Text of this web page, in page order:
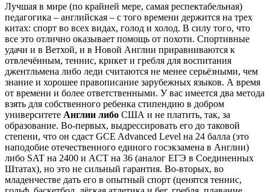
Лучшая в мире (по крайней мере, самая респектабельная)
педагогика – английская – с того времени держится на трех
китах: спорт во всех видах, голод и холод. В силу того, что
все это отлично оказывает помощь от похоти. Спортивные
удачи и в Ветхой, и в Новой Англии приравниваются к
отвлечённым, теннис, крикет и гребля для воспитания
джентльмена либо леди считаются не менее серьёзными, чем
знание и хорошее правописание зарубежных языков. А время
от времени и более ответственными. У вас имеется два метода
взять для собственного ребенка стипендию в добром
университете Англии либо США и не платить, так, за
образование. Во-первых, выдрессировать его до таковой
степени, что он сдаст GCE Advanced Level на 24 балла (это
наподобие отечественного единого госэкзамена в Англии)
либо SAT на 2400 и ACT на 36 (аналог ЕГЭ в Соединенных
Штатах), но это не сильный гарантия. Во-вторых, во
младенчестве дать его в опытный спорт (ценятся теннис,